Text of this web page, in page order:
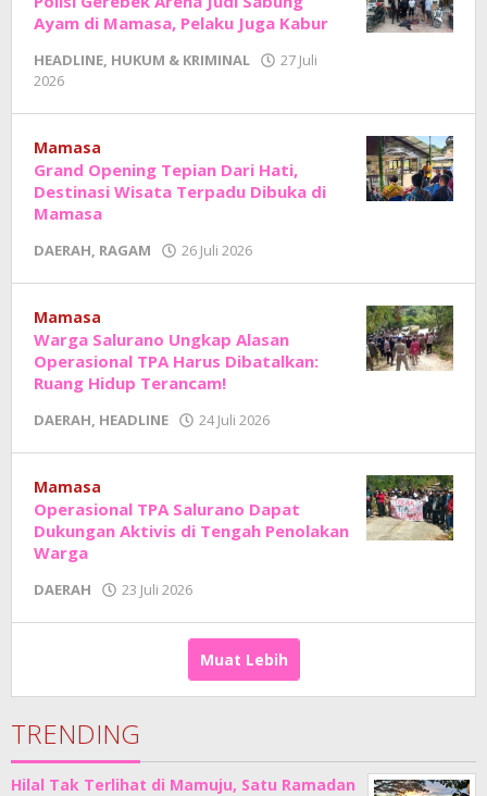
Ayam di Mamasa, Pelaku Juga Kabur
HEADLINE, HUKUM & KRIMINAL
27 Juli
2026
Junaedi
Sholat
Mamasa
Grand Opening Tepian Dari Hati,
Destinasi Wisata Terpadu Dibuka di
Mamasa
DAERAH, RAGAM 26 Juli 2026
Junaedi
Mamasa
Warga Salurano Ungkap Alasan
Operasional TPA Harus Dibatalkan:
Ruang Hidup Terancam!
DAERAH, HEADLINE 24 Juli 2026
Junaedi
Mamasa
Operasional TPA Salurano Dapat
Dukungan Aktivis di Tengah Penolakan
Warga
DAERAH 23 Juli 2026
Junaedi
Muat Lebih
TRENDING
Hilal Tak Terlihat di Mamuju, Satu Ramadan